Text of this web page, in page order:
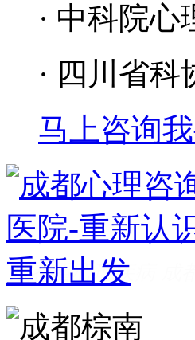
· 中科院
· 四川省
马上咨询
成都看心理疾病
家好 成都心理咨询